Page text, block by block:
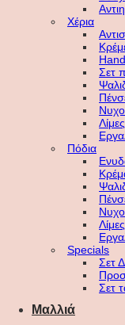
Χέρια
Σετ
Πόδια
Specials
Σετ
Σετ
Μαλλιά